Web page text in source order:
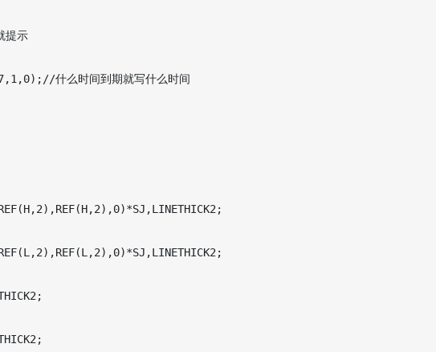
提示
什么时间到期就写什么时间